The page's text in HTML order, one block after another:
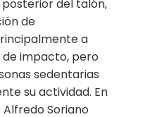
del talón,
de
a
impacto, pero
sedentarias
su actividad. En
Alfredo Soriano